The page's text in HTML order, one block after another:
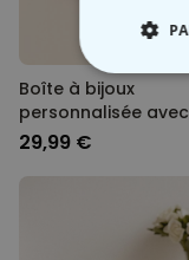
Boîte à bijoux
personnalisée avec
prénom
29,99 €